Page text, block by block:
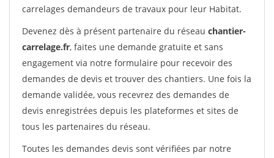
carrelages demandeurs de travaux pour leur Habitat.
Devenez dès à présent partenaire du réseau chantier-
carrelage.fr, faites une demande gratuite et sans
engagement via notre formulaire pour recevoir des
demandes de devis et trouver des chantiers. Une fois la
demande validée, vous recevrez des demandes de
devis enregistrées depuis les plateformes et sites de
tous les partenaires du réseau.
Toutes les demandes devis sont vérifiées par notre